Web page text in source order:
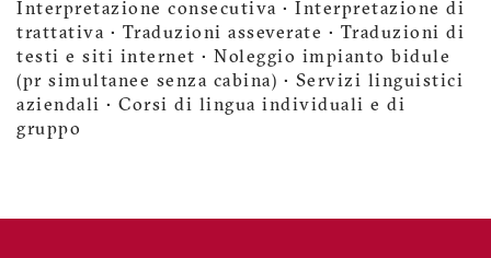
Interpretazione consecutiva • Interpretazione di
trattativa • Traduzioni asseverate • Traduzioni di
testi e siti internet • Noleggio impianto bidule
(pr simultanee senza cabina) • Servizi linguistici
aziendali • Corsi di lingua individuali e di
gruppo